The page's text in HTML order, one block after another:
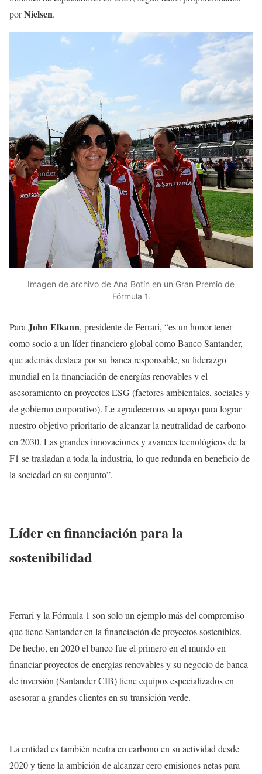
porNielsen.
Imagen de archivo de Ana Botín en un Gran Premio de
Fórmula 1.
Para John Elkann, presidente de Ferrari, “es un honor tener
como socio a un líder financiero global como Banco Santander,
que además destaca por su banca responsable, su liderazgo
mundial en la financiación de energías renovables y el
asesoramiento en proyectos ESG (factores ambientales, sociales y
de gobierno corporativo). Le agradecemos su apoyo para lograr
nuestro objetivo prioritario de alcanzar la neutralidad de carbono
en 2030. Las grandes innovaciones y avances tecnológicos de la
F1 se trasladan a toda la industria, lo que redunda en beneficio de
la sociedad en su conjunto”.
Líder en financiación para la
sostenibilidad
Ferrari y la Fórmula 1 son solo un ejemplo más del compromiso
que tiene Santander en la financiación de proyectos sostenibles.
De hecho, en 2020 el banco fue el primero en el mundo en
financiar proyectos de energías renovables y su negocio de banca
de inversión (Santander CIB) tiene equipos especializados en
asesorar a grandes clientes en su transición verde.
La entidad es también neutra en carbono en su actividad desde
2020 y tiene la ambición de alcanzar cero emisiones netas para